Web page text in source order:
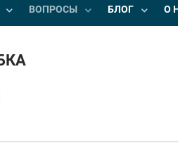
ВОПРОСЫ БЛОГ О